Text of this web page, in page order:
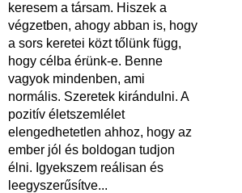
keresem a társam. Hiszek a
végzetben, ahogy abban is, hogy
a sors keretei közt tőlünk függ,
hogy célba érünk-e. Benne
vagyok mindenben, ami
normális. Szeretek kirándulni. A
pozitív életszemlélet
elengedhetetlen ahhoz, hogy az
ember jól és boldogan tudjon
élni. Igyekszem reálisan és
leegyszerűsítve...